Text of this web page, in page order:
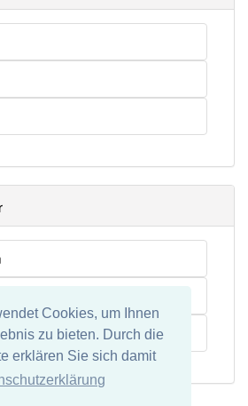
Cookies, um Ihnen
zu bieten. Durch die
erklären Sie sich damit